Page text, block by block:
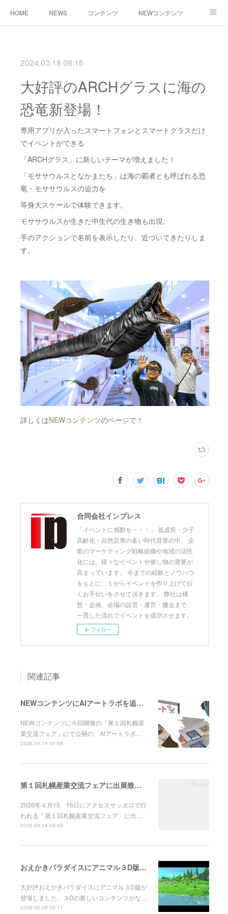
HOME NEWS コンテンツ NEWコンテンツ
会社案内 業務内容
2024.03.18 08:15
大好評のARCHグラスに海の
恐竜新登場！
専用アプリが入ったスマートフォンとスマートグラスだけ
でイベントができる
「ARCHグラス」に新しいテーマが増えました！
「モササウルスとなかまたち」は海の覇者とも呼ばれる恐
竜・モササウルスの迫力を
等身大スケールで体験できます。
モササウルスが生きた中生代の生き物も出現。
手のアクションで名前を表示したり、近づいてきたりしま
す。
詳しくはNEWコンテンツのページで！
合同会社インプレス
「イベントに感動を・・・」 低成長・少子
高齢化・自然災害の多い時代背景の中、 企
業のマーケティング戦略組織や地域の活性
化には、様々なイベントや催し物の需要が
高まっています。 今までの経験とノウハウ
をもとに、１からイベントを作り上げて行
くお手伝いをさせて頂きます。 弊社は構
想・企画、会場の設営・運営・撤去まで、
一貫した流れでイベントを成功させます。
フォロー
関連記事
NEWコンテンツにAIアートラボを追加しました
NEWコンテンツに今回開催の「第１回札幌産
業交流フェア」にて公開の「AIアートラボ…
2026.04.14 00:56
第１回札幌産業交流フェアに出展致します。
2026年４月15、16日にアクセスサッポロで行
われる「第１回札幌産業交流フェア」に出…
2026.04.14 00:49
おえかきパラダイスにアニマル３D版が登場
大好評おえかきパラダイスにアニマル３D版が
登場しました。３Dの新しいコンテンツがな…
2026.02.08 09:11